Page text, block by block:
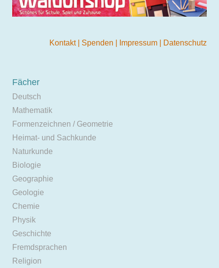
Kontakt Spenden Impressum Datenschutz
Fächer
Deutsch
Mathematik
Formenzeichnen / Geometrie
Heimat- und Sachkunde
Naturkunde
Biologie
Geographie
Geologie
Chemie
Physik
Geschichte
Fremdsprachen
Religion